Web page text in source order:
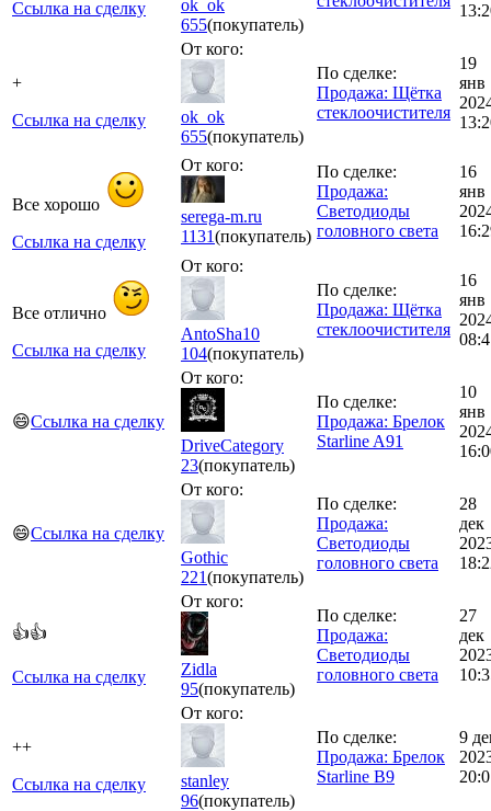
Ссылка на сделку
ok_ok
655(покупатель)
+
Ссылка на сделку
От кого:
ok_ok
655(покупатель)
По сделке:
Продажа: Щётка
стеклоочистителя
19
янв
Все хорошо
Ссылка на сделку
От кого:
serega-m.ru
1131(покупатель)
По сделке:
Продажа:
Светодиоды
головного света
16
янв
Все отлично
Ссылка на сделку
От кого:
AntoSha10
104(покупатель)
По сделке:
Продажа: Щётка
стеклоочистителя
16
янв
😄Ссылка на сделку
От кого:
DriveCategory
23(покупатель)
По сделке:
Продажа: Брелок
Starline A91
10
янв
😄Ссылка на сделку
От кого:
Gothic
221(покупатель)
По сделке:
Продажа:
Светодиоды
головного света
28
дек
👍👍
Ссылка на сделку
От кого:
Zidla
95(покупатель)
По сделке:
Продажа:
Светодиоды
головного света
27
дек
++
Ссылка на сделку
От кого:
stanley
96(покупатель)
По сделке:
Продажа: Брелок
Starline B9
9